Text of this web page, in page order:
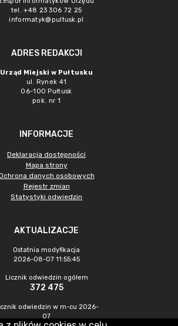
tel. +48 23 306 72 25
informatyk@pultusk.pl
ADRES REDAKCJI
Urząd Miejski w Pułtusku
ul. Rynek 41
06-100 Pułtusk
pok. nr 1
INFORMACJE
Deklaracja dostępności
Mapa strony
danych osobowych
Rejestr zmian
Statystyki odwiedzin
AKTUALIZACJE
Ostatnia modyfikacja
2026-08-07 11:55:45
Licznik odwiedzin ogółem
372 475
odwiedzin w m-cu 2026-
07